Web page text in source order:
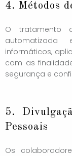
4. Métodos
O tratamento
automatizada
informáticos,
com as
segurança e
5.
Pessoais
Os